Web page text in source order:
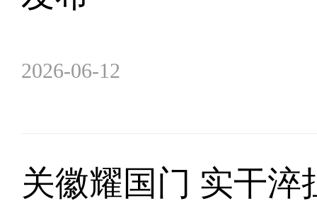
2026-06-12
关徽耀国门 实干